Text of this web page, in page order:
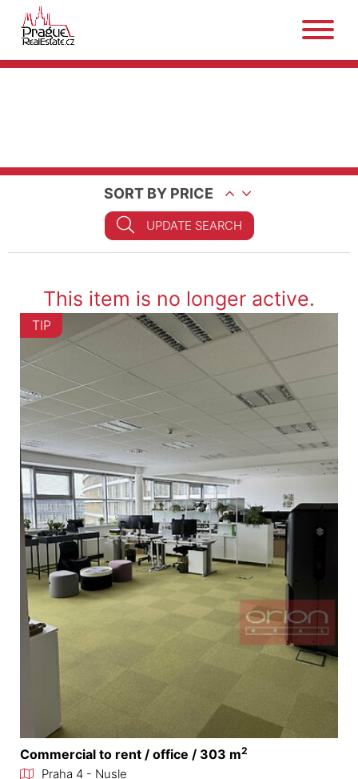
SORT BY PRICE
UPDATE SEARCH
This item is no longer active.
TIP
Commercial to rent / office / 303 m2
Praha 4 - Nusle